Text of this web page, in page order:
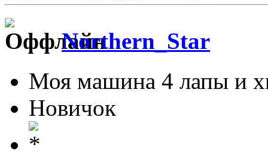
Northern_Star
Моя машина 4 лапы и
Новичок